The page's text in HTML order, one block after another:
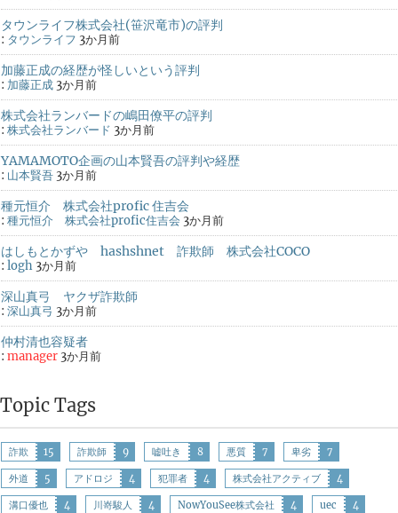
タウンライフ株式会社(笹沢竜市)の評判
: タウンライフ 3か月前
加藤正成の経歴が怪しいという評判
: 加藤正成 3か月前
株式会社ランバードの嶋田僚平の評判
: 株式会社ランバード 3か月前
YAMAMOTO企画の山本賢吾の評判や経歴
: 山本賢吾 3か月前
種元恒介 株式会社profic 住吉会
: 種元恒介 株式会社profic住吉会 3か月前
はしもとかずや hashshnet 詐欺師 株式会社COCO
: logh 3か月前
深山真弓 ヤクザ詐欺師
: 深山真弓 3か月前
仲村清也容疑者
: manager 3か月前
Topic Tags
詐欺 15 詐欺師 9 嘘吐き 8 悪質 7 卑劣 7
外道 5 アドロジ 4 犯罪者 4 株式会社アクティブ 4
溝口優也 4 川嵜駿人 4 NowYouSee株式会社 4 uec 4